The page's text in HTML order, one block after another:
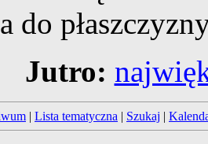
do
Jutro:
| Lista tematyczna | Szukaj |